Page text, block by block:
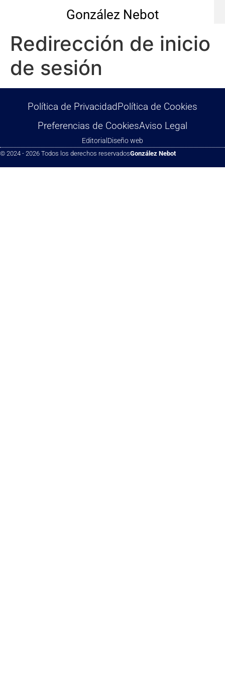
González Nebot
Redirección de inicio
de sesión
Política de PrivacidadPolítica de Cookies
Preferencias de CookiesAviso Legal
Editorial Diseño web
© 2024 - 2026 Todos los derechos reservadosGonzález Nebot